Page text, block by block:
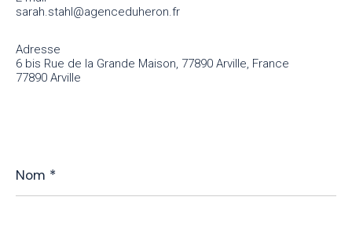
sarah.stahl@agenceduheron.fr
Adresse
6 bis Rue de la Grande Maison, 77890 Arville, France
77890 Arville
*